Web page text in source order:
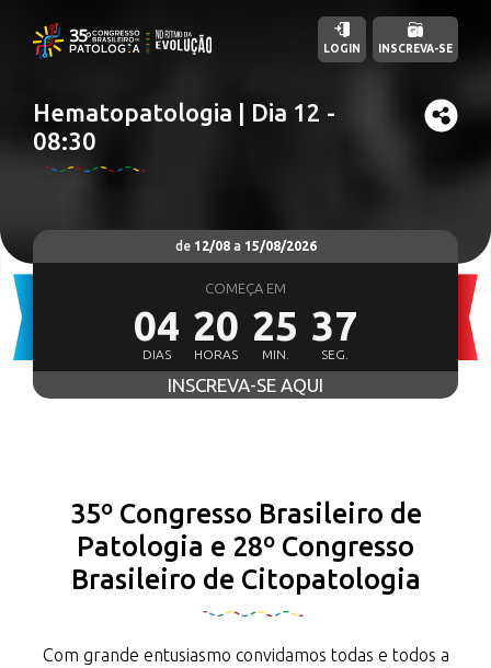
Hematopatologia | Dia 12 -
08:30
LOGIN INSCREVA-SE
de 12/08a 15/08/2026
COMEÇA EM
04
DIAS
20
HORAS
25
MIN.
36
SEG.
INSCREVA-SE AQUI
35º Congresso Brasileiro de
Patologia e 28º Congresso
Brasileiro de Citopatologia
Com grande entusiasmo convidamos todas e todos a